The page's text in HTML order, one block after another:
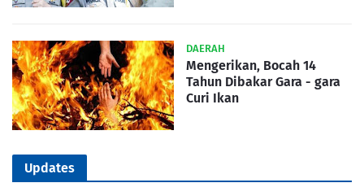
DAERAH
Mengerikan, Bocah 14
Tahun Dibakar Gara - gara
Curi Ikan
Updates